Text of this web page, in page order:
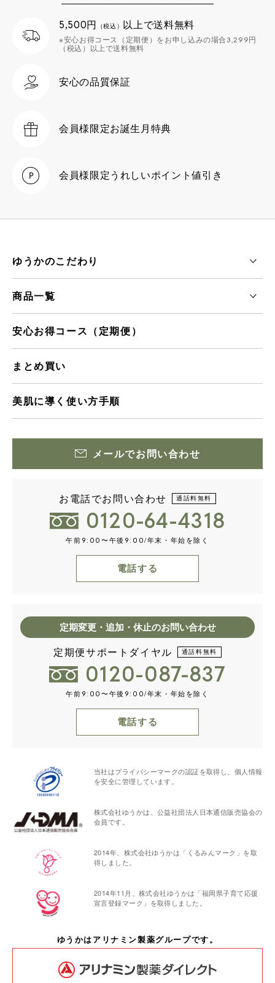
5,500円 （税込） 以上で送料無料
※安心お得コース（定期便）をお申し込みの場合3,299円
（税込）以上で送料無料
安心の品質保証
会員様限定お誕生月特典
会員様限定うれしいポイント値引き
ゆうかのこだわり
商品一覧
安心お得コース（定期便）
まとめ買い
美肌に導く使い方手順
メールでお問い合わせ
お電話でお問い合わせ 通話料無料
0120-64-4318
午前 9:00 〜午後 9:00/年末・年始を除く
電話する
定期変更・追加・休止のお問い合わせ
定期便サポートダイヤル 通話料無料
0120-087-837
午前 9:00 〜午後 9:00/年末・年始を除く
電話する
当社はプライバシーマークの認証を取得し、個人情報
を安全に管理しています。
株式会社ゆうかは、公益社団法人日本通信販売協会の
会員です。
2014年、株式会社ゆうかは「くるみんマーク」を取
得しました。
2014年11月、株式会社ゆうかは「福岡県子育て応援
宣言登録マーク」を取得しました。
ゆうかはアリナミン製薬グループです。